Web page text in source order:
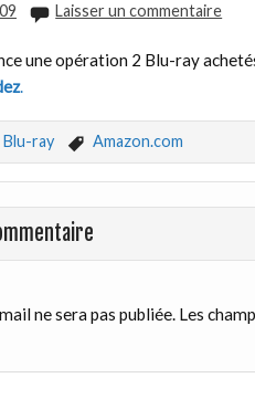
Laisser un commentaire
une opération 2 Blu-ray
.
Blu-ray Amazon.com
ne sera pas publiée. Les